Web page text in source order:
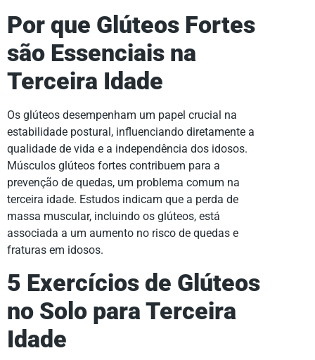
Por que Glúteos Fortes
são Essenciais na
Terceira Idade
Os glúteos desempenham um papel crucial na
estabilidade postural, influenciando diretamente a
qualidade de vida e a independência dos idosos.
Músculos glúteos fortes contribuem para a
prevenção de quedas, um problema comum na
terceira idade. Estudos indicam que a perda de
massa muscular, incluindo os glúteos, está
associada a um aumento no risco de quedas e
fraturas em idosos.
5 Exercícios de Glúteos
no Solo para Terceira
Idade